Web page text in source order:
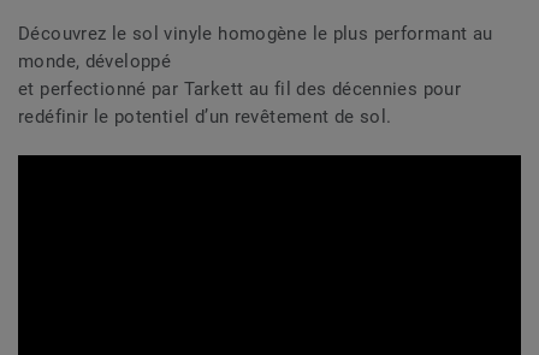
Découvrez le sol vinyle homogène le plus performant au
monde, développé
et perfectionné par Tarkett au fil des décennies pour
redéfinir le potentiel d’un revêtement de sol.